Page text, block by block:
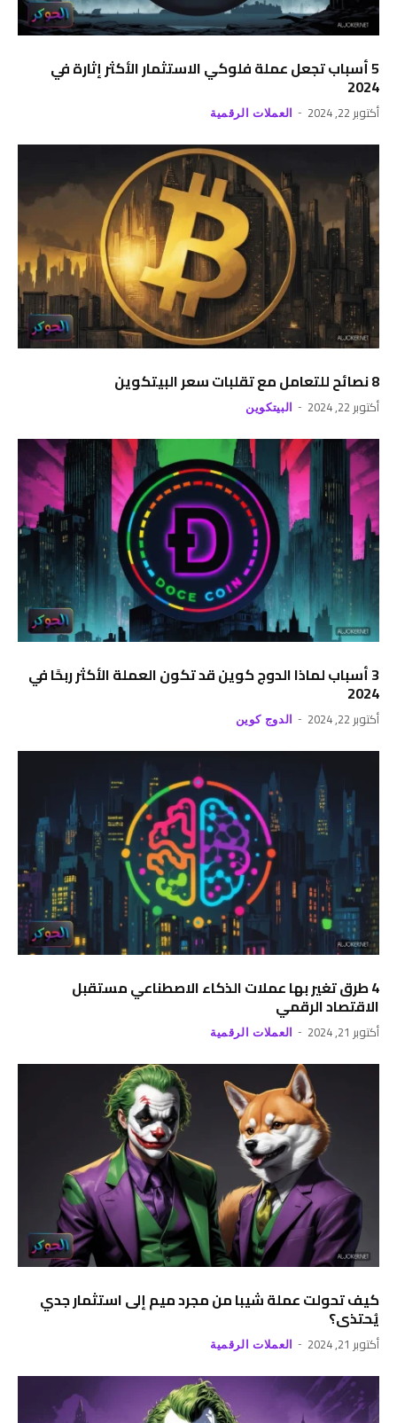
5 أسباب تجعل عملة فلوكي الاستثمار الأكثر إثارة في
2024
أكتوبر 22, 2024 العملات الرقمية
8 نصائح للتعامل مع تقلبات سعر البيتكوين
أكتوبر 22, 2024 البيتكوين
3 أسباب لماذا الدوج كوين قد تكون العملة الأكثر ربحًا في
2024
أكتوبر 22, 2024 الدوج كوين
4 طرق تغير بها عملات الذكاء الاصطناعي مستقبل
الاقتصاد الرقمي
أكتوبر 21, 2024 العملات الرقمية
كيف تحولت عملة شيبا من مجرد ميم إلى استثمار جدي
يُحتذى؟
أكتوبر 21, 2024 العملات الرقمية